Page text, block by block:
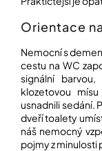
Orientace
Nemocní s
cestu na WC
signální
klozetovou
usnadnili sedání.
dveří toalety
náš nemocný
pojmy z minulosti